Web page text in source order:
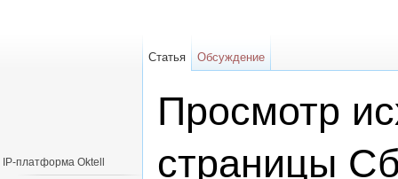
Просмотр
страницы
Статья Обсуждение
IP-платформа Oktell